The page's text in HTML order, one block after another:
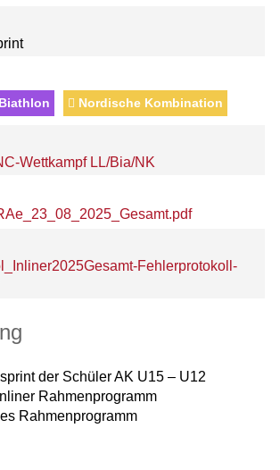
Biathlon Nordische Kombination
Wettkampf LL/Bia/NK
Fehlerprotokoll-
der Schüler AK U15 – U12
Rahmenprogramm
Rahmenprogramm